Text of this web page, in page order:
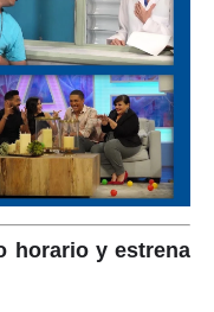
horario y estrena